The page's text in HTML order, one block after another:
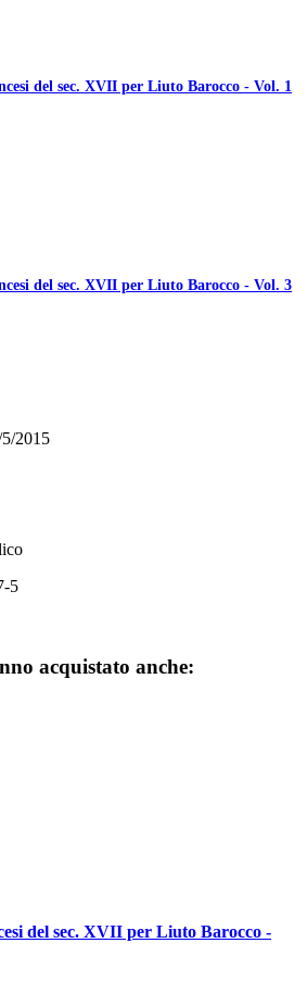
del sec. XVII per Liuto Barocco - Vol. 1
del sec. XVII per Liuto Barocco - Vol. 3
2015
5
acquistato anche:
del sec. XVII per Liuto Barocco -